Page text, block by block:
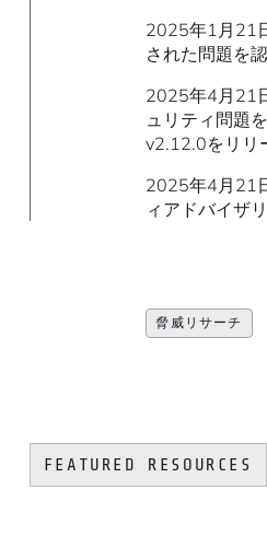
2025年1月21
された問題を
2025年4月21
ュリティ問題
v2.12.0をリリ
2025年4月21
ィアドバイザ
脅威リサーチ
FEATURED RESOURCES